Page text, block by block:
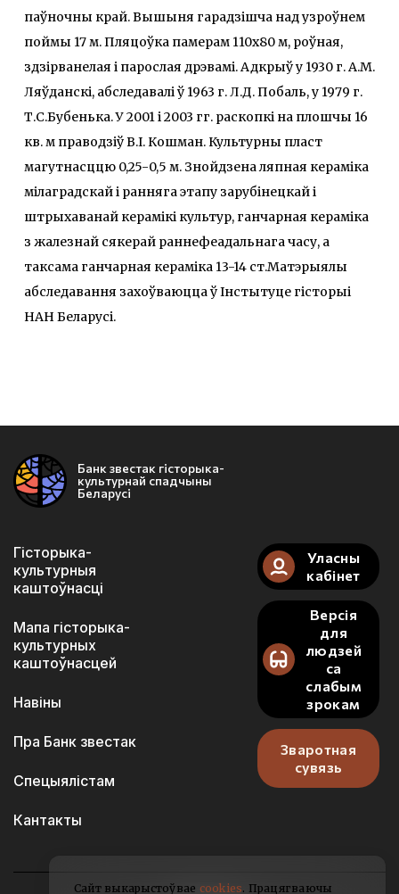
паўночны край. Вышыня гарадзішча над узроўнем
поймы 17 м. Пляцоўка памерам 110х80 м, роўная,
здзірванелая і парослая дрэвамі. Адкрыў у 1930 г. А.М.
Ляўданскі, абследавалі ў 1963 г. Л.Д. Побаль, у 1979 г.
Т.С.Бубенька. У 2001 і 2003 гг. раскопкі на плошчы 16
кв. м праводзіў В.І. Кошман. Культурны пласт
магутнасццю 0,25-0,5 м. Знойдзена ляпная кераміка
мілаградскай і ранняга этапу зарубінецкай і
штрыхаванай керамікі культур, ганчарная кераміка
з жалезнай сякерай раннефеадальнага часу, а
таксама ганчарная кераміка 13-14 ст.Матэрыялы
абследавання захоўваюцца ў Інстытуце гісторыі
НАН Беларусі.
Банк звестак гісторыка-
культурнай спадчыны
Беларусі
Гісторыка-
культурныя
каштоўнасці
Мапа гісторыка-
культурных
каштоўнасцей
Навіны
Пра Банк звестак
Спецыялістам
Кантакты
Уласны
кабінет
Версія
для
людзей
са
слабым
зрокам
Зваротная
сувязь
Сайт выкарыстоўвае cookies. Працягваючы